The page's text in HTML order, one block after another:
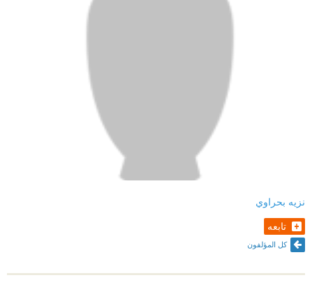
نزيه بحراوي
تابعه
كل المؤلفون